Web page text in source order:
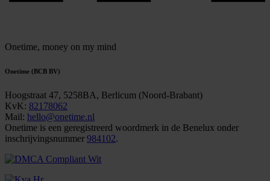
Onetime, money on my mind
Onetime (BCB BV)
Hoogstraat 47, 5258BA, Berlicum (Noord-Brabant)
KvK: 82178062
Mail: hello@onetime.nl
Onetime is een geregistreerd woordmerk in de Benelux onder
inschrijvingsnummer 984102.